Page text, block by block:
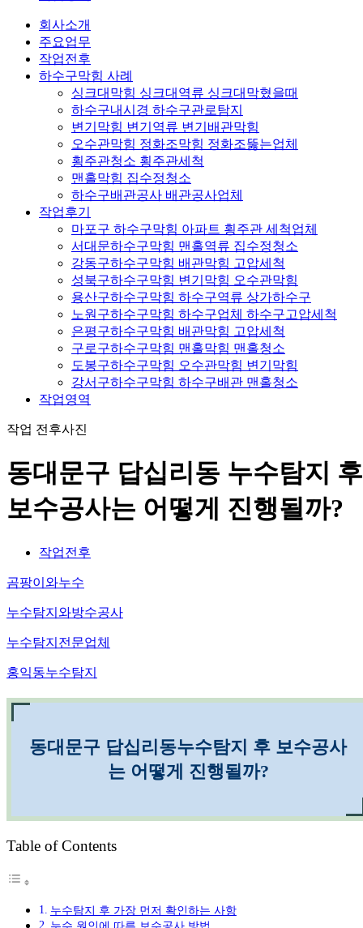
회사소개
주요업무
작업전후
하수구막힘 사례
싱크대막힘 싱크대역류 싱크대막혔을때
하수구내시경 하수구관로탐지
변기막힘 변기역류 변기배관막힘
오수관막힘 정화조막힘 정화조뚫는업체
횡주관청소 횡주관세척
맨홀막힘 집수정청소
하수구배관공사 배관공사업체
작업후기
마포구 하수구막힘 아파트 횡주관 세척업체
서대문하수구막힘 맨홀역류 집수정청소
강동구하수구막힘 배관막힘 고압세척
성북구하수구막힘 변기막힘 오수관막힘
용산구하수구막힘 하수구역류 상가하수구
노원구하수구막힘 하수구업체 하수구고압세척
은평구하수구막힘 배관막힘 고압세척
구로구하수구막힘 맨홀막힘 맨홀청소
도봉구하수구막힘 오수관막힘 변기막힘
강서구하수구막힘 하수구배관 맨홀청소
작업영역
작업 전후사진
동대문구 답십리동 누수탐지 후
보수공사는 어떻게 진행될까?
작업전후
곰팡이와누수
누수탐지와방수공사
누수탐지전문업체
홍익동누수탐지
동대문구 답십리동누수탐지 후 보수공사
는 어떻게 진행될까?
Table of Contents
누수탐지 후 가장 먼저 확인하는 사항